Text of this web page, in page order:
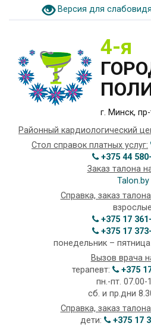
Версия для
4-я
г. Минск,
Районный кардиологический
Стол справок платных услуг:
+375 44
Заказ талона
Talon.by
Справка, заказ
+375 17
+375 17
понедельник –
Вызов врача
терапевт:
+375
пн.-пт. 07.00-
сб. и пр.дни
Справка, заказ
дети:
+375 17